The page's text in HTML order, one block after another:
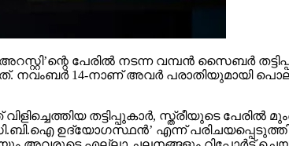
പേരില്‍ നടന്ന വമ്പന്‍ സൈബര്‍
14-നാണ് അവര്‍ പരാതിയുമായി
തട്ടിപ്പുകാര്‍, സ്ത്രീയുടെ
ഉദ്യോഗസ്ഥന്‍’ എന്ന്